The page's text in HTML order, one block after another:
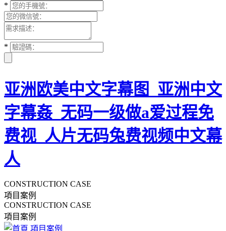
*
*
亚洲欧美中文字幕图_亚洲中文
字幕姦_无码一级做a爱过程免
费视_人片无码兔费视频中文幕
人
CONSTRUCTION CASE
項目案例
CONSTRUCTION CASE
項目案例
項目案例